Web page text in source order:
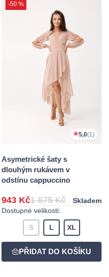
-50 %
5,0(1)
Asymetrické šaty s
dlouhým rukávem v
odstínu cappuccino
943 Kč1 875 Kč
Skladem
Dostupné velikosti:
S L XL